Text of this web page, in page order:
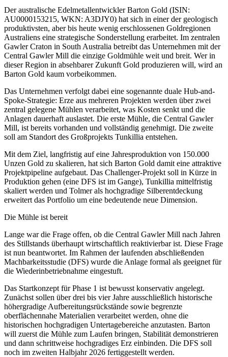
Der australische Edelmetallentwickler Barton Gold (ISIN:
AU0000153215, WKN: A3DJY0) hat sich in einer der geologisch
produktivsten, aber bis heute wenig erschlossenen Goldregionen
Australiens eine strategische Sonderstellung erarbeitet. Im zentralen
Gawler Craton in South Australia betreibt das Unternehmen mit der
Central Gawler Mill die einzige Goldmühle weit und breit. Wer in
dieser Region in absehbarer Zukunft Gold produzieren will, wird an
Barton Gold kaum vorbeikommen.
Das Unternehmen verfolgt dabei eine sogenannte duale Hub-and-
Spoke-Strategie: Erze aus mehreren Projekten werden über zwei
zentral gelegene Mühlen verarbeitet, was Kosten senkt und die
Anlagen dauerhaft auslastet. Die erste Mühle, die Central Gawler
Mill, ist bereits vorhanden und vollständig genehmigt. Die zweite
soll am Standort des Großprojekts Tunkillia entstehen.
Mit dem Ziel, langfristig auf eine Jahresproduktion von 150.000
Unzen Gold zu skalieren, hat sich Barton Gold damit eine attraktive
Projektpipeline aufgebaut. Das Challenger-Projekt soll in Kürze in
Produktion gehen (eine DFS ist im Gange), Tunkillia mittelfristig
skaliert werden und Tolmer als hochgradige Silberentdeckung
erweitert das Portfolio um eine bedeutende neue Dimension.
Die Mühle ist bereit
Lange war die Frage offen, ob die Central Gawler Mill nach Jahren
des Stillstands überhaupt wirtschaftlich reaktivierbar ist. Diese Frage
ist nun beantwortet. Im Rahmen der laufenden abschließenden
Machbarkeitsstudie (DFS) wurde die Anlage formal als geeignet für
die Wiederinbetriebnahme eingestuft.
Das Startkonzept für Phase 1 ist bewusst konservativ angelegt.
Zunächst sollen über drei bis vier Jahre ausschließlich historische
höhergradige Aufbereitungsrückstände sowie begrenzte
oberflächennahe Materialien verarbeitet werden, ohne die
historischen hochgradigen Untertagebereiche anzutasten. Barton
will zuerst die Mühle zum Laufen bringen, Stabilität demonstrieren
und dann schrittweise hochgradiges Erz einbinden. Die DFS soll
noch im zweiten Halbjahr 2026 fertiggestellt werden.